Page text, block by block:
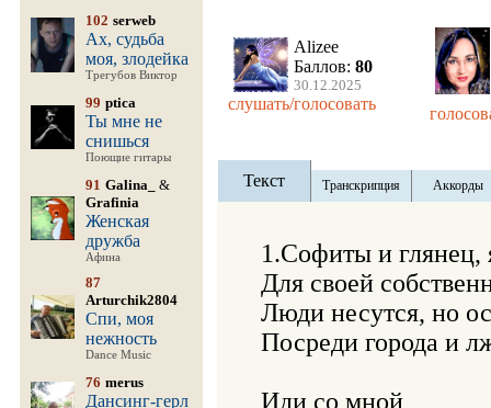
102 serweb
Ах, судьба
моя, злодейка
Трегубов Виктор
99 ptica
Ты мне не
снишься
Поющие гитары
91 Galina_
&
Grafinia
Женская
дружба
Афина
87
Arturchik2804
Спи, моя
нежность
Dance Music
76 merus
Дансинг-герл
Alizee
Баллов: 80
30.12.2025
слушать/голосовать
Текст Транскрипция Аккорды
1.Софиты и глянец,
Для своей
Люди несутся, но
Посреди города и
Иди со мной,